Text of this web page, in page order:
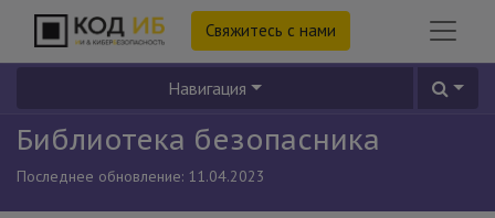
Свяжитесь с нами
Навигация
Библиотека безопасника
Последнее обновление: 11.04.2023